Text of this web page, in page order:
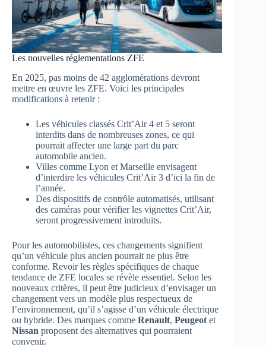
Les nouvelles réglementations ZFE
En 2025, pas moins de 42 agglomérations devront
mettre en œuvre les ZFE. Voici les principales
modifications à retenir :
Les véhicules classés Crit’Air 4 et 5 seront
interdits dans de nombreuses zones, ce qui
pourrait affecter une large part du parc
automobile ancien.
Villes comme Lyon et Marseille envisagent
d’interdire les véhicules Crit’Air 3 d’ici la fin de
l’année.
Des dispositifs de contrôle automatisés, utilisant
des caméras pour vérifier les vignettes Crit’Air,
seront progressivement introduits.
Pour les automobilistes, ces changements signifient
qu’un véhicule plus ancien pourrait ne plus être
conforme. Revoir les règles spécifiques de chaque
tendance de ZFE locales se révèle essentiel. Selon les
nouveaux critères, il peut être judicieux d’envisager un
changement vers un modèle plus respectueux de
l’environnement, qu’il s’agisse d’un véhicule électrique
ou hybride. Des marques comme Renault, Peugeot et
Nissan proposent des alternatives qui pourraient
convenir.